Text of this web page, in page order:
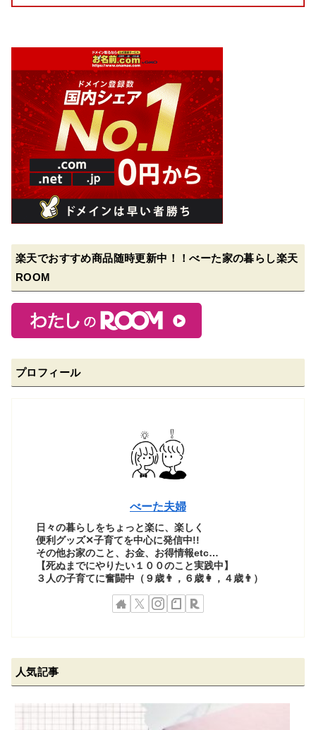
楽天でおすすめ商品随時更新中！！べーた家の暮らし楽天
ROOM
プロフィール
べーた夫婦
日々の暮らしをちょっと楽に、楽しく
便利グッズ✕子育てを中心に発信中!!
その他お家のこと、お金、お得情報etc…
【死ぬまでにやりたい１００のこと実践中】
３人の子育てに奮闘中（９歳👨，６歳👩，４歳👨）
人気記事